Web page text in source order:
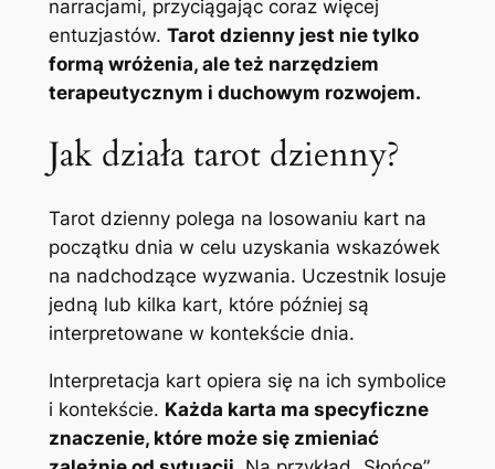
narracjami, przyciągając coraz więcej
entuzjastów. Tarot dzienny jest nie tylko
formą wróżenia, ale też narzędziem
terapeutycznym i duchowym rozwojem.
Jak działa tarot dzienny?
Tarot dzienny polega na losowaniu kart na
początku dnia w celu uzyskania wskazówek
na nadchodzące wyzwania. Uczestnik losuje
jedną lub kilka kart, które później są
interpretowane w kontekście dnia.
Interpretacja kart opiera się na ich symbolice
i kontekście. Każda karta ma specyficzne
znaczenie, które może się zmieniać